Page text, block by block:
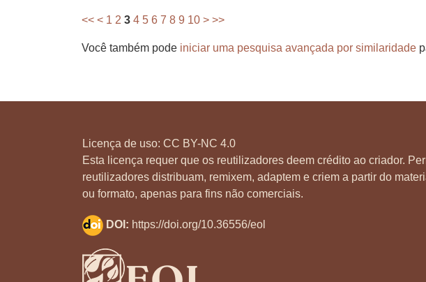
<< < 1 2 3 4 5 6 7 8 9 10 > >>
Você também pode iniciar uma pesquisa avançada por similaridade
Licença de uso: CC BY-NC 4.0
Esta licença requer que os reutilizadores deem crédito ao criador.
reutilizadores distribuam, remixem, adaptem e criem a partir do
ou formato, apenas para fins não comerciais.
DOI: https://doi.org/10.36556/eol